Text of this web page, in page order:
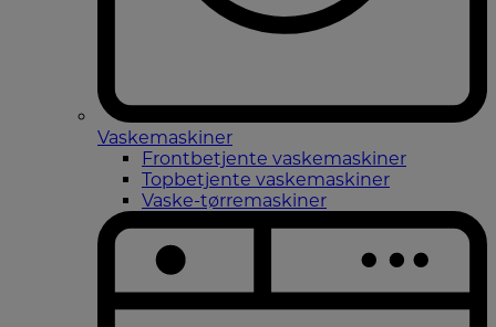
Vaskemaskiner
Frontbetjente vaskemaskiner
Topbetjente vaskemaskiner
Vaske-tørremaskiner